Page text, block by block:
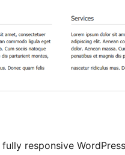
responsive